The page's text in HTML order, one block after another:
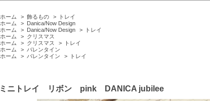
ホーム > 飾るもの >
トレイ
ホーム
> Danica/Now Design
ホーム
> Danica/Now Design >
トレイ
ホーム
> クリスマス
ホーム
> クリスマス >
トレイ
ホーム
> バレンタイン
ホーム
> バレンタイン > トレイ
ミニトレイ リボン pink DANICA jubilee